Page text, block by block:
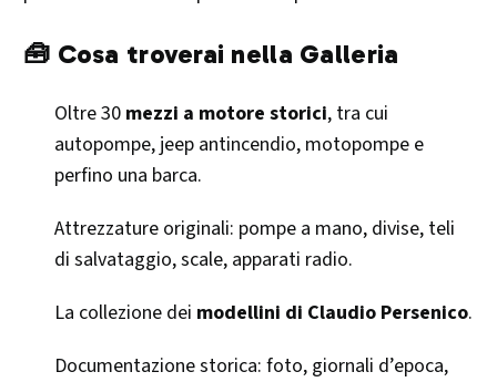
🧰 Cosa troverai nella Galleria
Oltre 30 mezzi a motore storici, tra cui
autopompe, jeep antincendio, motopompe e
perfino una barca.
Attrezzature originali: pompe a mano, divise, teli
di salvataggio, scale, apparati radio.
La collezione dei modellini di Claudio Persenico.
Documentazione storica: foto, giornali d’epoca,